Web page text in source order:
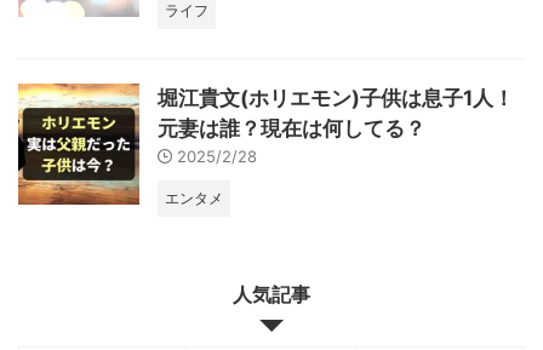
ライフ
堀江貴文(ホリエモン)子供は息子1人！
元妻は誰？現在は何してる？
2025/2/28
エンタメ
人気記事